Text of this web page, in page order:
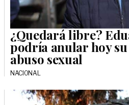
¿Quedará libre?
podría anular hoy
abuso sexual
NACIONAL